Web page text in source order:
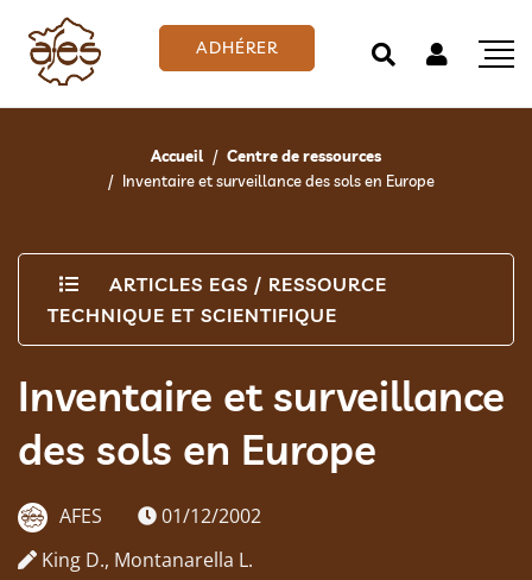
ADHÉRER
Accueil
Centre de ressources
Inventaire et surveillance des sols en Europe
ARTICLES EGS / RESSOURCE
TECHNIQUE ET SCIENTIFIQUE
Inventaire et surveillance
des sols en Europe
AFES
01/12/2002
King D., Montanarella L.